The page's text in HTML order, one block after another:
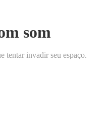
som
tentar invadir seu espaço.